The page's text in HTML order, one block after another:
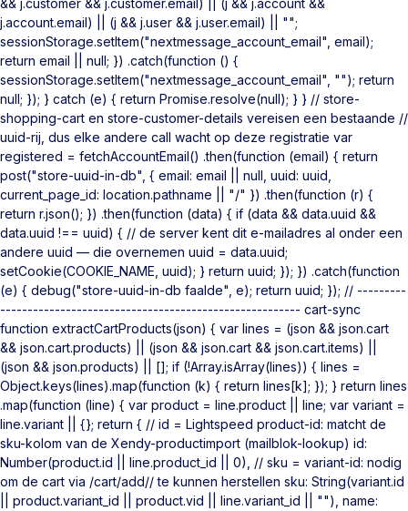
&& j.customer && j.customer.email) || (j && j.account &&
j.account.email) || (j && j.user && j.user.email) || "";
sessionStorage.setItem("nextmessage_account_email", email);
return email || null; }) .catch(function () {
sessionStorage.setItem("nextmessage_account_email", ""); return
null; }); } catch (e) { return Promise.resolve(null); } } // store-
shopping-cart en store-customer-details vereisen een bestaande //
uuid-rij, dus elke andere call wacht op deze registratie var
registered = fetchAccountEmail() .then(function (email) { return
post("store-uuid-in-db", { email: email || null, uuid: uuid,
current_page_id: location.pathname || "/" }) .then(function (r) {
return r.json(); }) .then(function (data) { if (data && data.uuid &&
data.uuid !== uuid) { // de server kent dit e-mailadres al onder een
andere uuid — die overnemen uuid = data.uuid;
setCookie(COOKIE_NAME, uuid); } return uuid; }); }) .catch(function
(e) { debug("store-uuid-in-db faalde", e); return uuid; }); // ---------
------------------------------------------------------- cart-sync
function extractCartProducts(json) { var lines = (json && json.cart
&& json.cart.products) || (json && json.cart && json.cart.items) ||
(json && json.products) || []; if (!Array.isArray(lines)) { lines =
Object.keys(lines).map(function (k) { return lines[k]; }); } return lines
.map(function (line) { var product = line.product || line; var variant =
line.variant || {}; return { // id = Lightspeed product-id: matcht de
sku-kolom van de Xendy-productimport (mailblok-lookup) id:
Number(product.id || line.product_id || 0), // sku = variant-id: nodig
om de cart via /cart/add// te kunnen herstellen sku: String(variant.id
|| product.variant_id || product.vid || line.variant_id || ""), name: